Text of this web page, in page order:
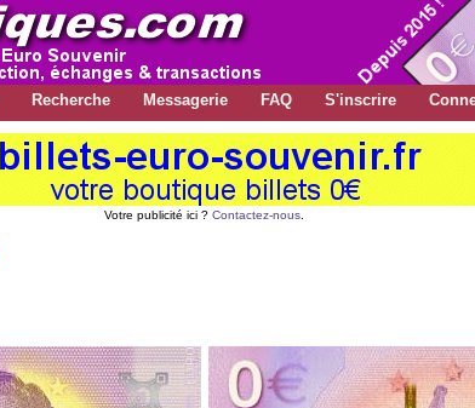
Recherche Messagerie FAQ S'inscrire
Votre publicité ici ? Contactez-nous.